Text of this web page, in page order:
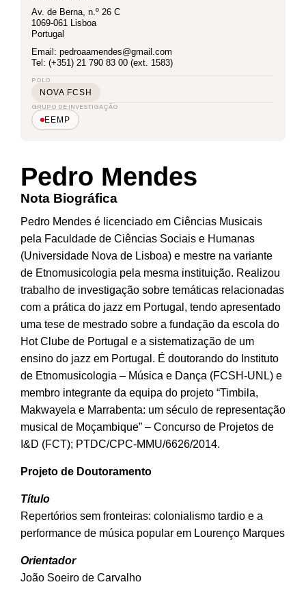
Av. de Berna, n.º 26 C
1069-061 Lisboa
Portugal
Email: pedroaamendes@gmail.com
Tel: (+351) 21 790 83 00 (ext. 1583)
POLO
NOVA FCSH
GRUPO DE INVESTIGAÇÃO
EEMP
Pedro Mendes
Nota Biográfica
Pedro Mendes é licenciado em Ciências Musicais
pela Faculdade de Ciências Sociais e Humanas
(Universidade Nova de Lisboa) e mestre na variante
de Etnomusicologia pela mesma instituição. Realizou
trabalho de investigação sobre temáticas relacionadas
com a prática do jazz em Portugal, tendo apresentado
uma tese de mestrado sobre a fundação da escola do
Hot Clube de Portugal e a sistematização de um
ensino do jazz em Portugal. É doutorando do Instituto
de Etnomusicologia – Música e Dança (FCSH-UNL) e
membro integrante da equipa do projeto “Timbila,
Makwayela e Marrabenta: um século de representação
musical de Moçambique” – Concurso de Projetos de
I&D (FCT); PTDC/CPC-MMU/6626/2014.
Projeto de Doutoramento
Título
Repertórios sem fronteiras: colonialismo tardio e a
performance de música popular em Lourenço Marques
Orientador
João Soeiro de Carvalho